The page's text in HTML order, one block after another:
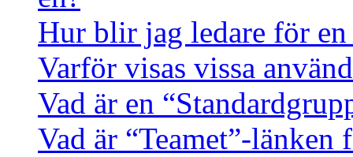
Hur blir jag ledare för en
Varför visas vissa
Vad är en
Vad är “Teamet”-länken